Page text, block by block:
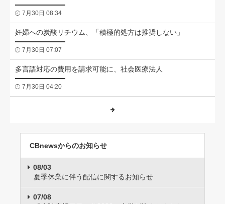
7月30日 08:34
妊婦への炭酸リチウム、「積極的処方は推奨しない」
7月30日 07:07
多言語対応の費用を請求可能に、社会医療法人
7月30日 04:20
CBnewsからのお知らせ
08/03
夏季休業に伴う配信に関するお知らせ
07/08